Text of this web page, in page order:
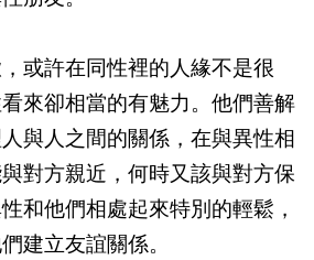
或許在同性裡的人緣不是很
來卻相當的有魅力。他們善解
與人之間的關係，在與異性相
對方親近，何時又該與對方保
和他們相處起來特別的輕鬆，
建立友誼關係。